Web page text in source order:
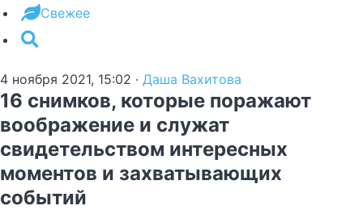
Свежее
4 ноября 2021, 15:02 · Даша Вахитова
16 снимков, которые поражают
воображение и служат
свидетельством интересных
моментов и захватывающих
событий